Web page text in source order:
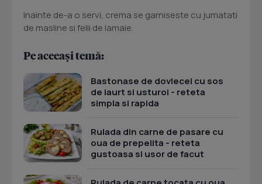
Inainte de-a o servi, crema se garniseste cu jumatati
de masline si felii de lamaie.
Pe aceeași temă:
Bastonase de dovlecei cu sos
de iaurt si usturoi - reteta
simpla si rapida
Rulada din carne de pasare cu
oua de prepelita - reteta
gustoasa si usor de facut